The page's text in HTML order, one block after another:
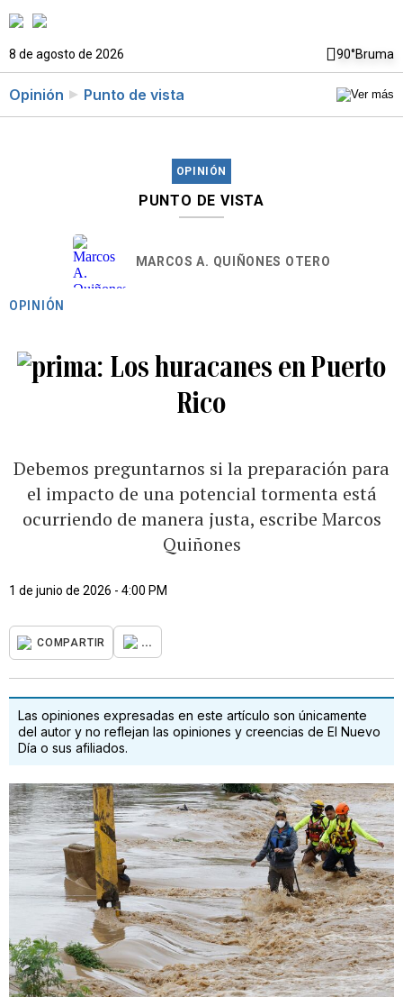
8 de agosto de 2026 90°Bruma
Opinión Punto de vista
OPINIÓN
PUNTO DE VISTA
MARCOS A. QUIÑONES OTERO
OPINIÓN
Los huracanes en Puerto
Rico
Debemos preguntarnos si la preparación para
el impacto de una potencial tormenta está
ocurriendo de manera justa, escribe Marcos
Quiñones
1 de junio de 2026 - 4:00 PM
COMPARTIR ...
Las opiniones expresadas en este artículo son únicamente
del autor y no reflejan las opiniones y creencias de El Nuevo
Día o sus afiliados.